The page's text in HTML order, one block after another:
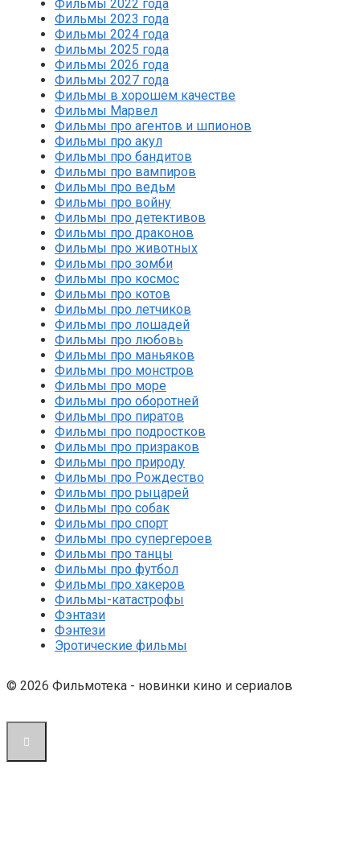
Фильмы 2022 года
Фильмы 2023 года
Фильмы 2024 года
Фильмы 2025 года
Фильмы 2026 года
Фильмы 2027 года
Фильмы в хорошем качестве
Фильмы Марвел
Фильмы про агентов и шпионов
Фильмы про акул
Фильмы про бандитов
Фильмы про вампиров
Фильмы про ведьм
Фильмы про войну
Фильмы про детективов
Фильмы про драконов
Фильмы про животных
Фильмы про зомби
Фильмы про космос
Фильмы про котов
Фильмы про летчиков
Фильмы про лошадей
Фильмы про любовь
Фильмы про маньяков
Фильмы про монстров
Фильмы про море
Фильмы про оборотней
Фильмы про пиратов
Фильмы про подростков
Фильмы про призраков
Фильмы про природу
Фильмы про Рождество
Фильмы про рыцарей
Фильмы про собак
Фильмы про спорт
Фильмы про супергероев
Фильмы про танцы
Фильмы про футбол
Фильмы про хакеров
Фильмы-катастрофы
Фэнтази
Фэнтези
Эротические фильмы
© 2026 Фильмотека - новинки кино и сериалов